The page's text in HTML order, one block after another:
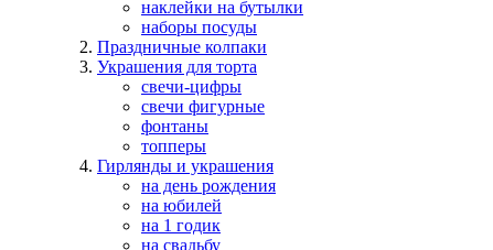
наклейки на бутылки
наборы посуды
Праздничные колпаки
Украшения для торта
свечи-цифры
свечи фигурные
фонтаны
топперы
Гирлянды и украшения
на день рождения
на юбилей
на 1 годик
на свадьбу